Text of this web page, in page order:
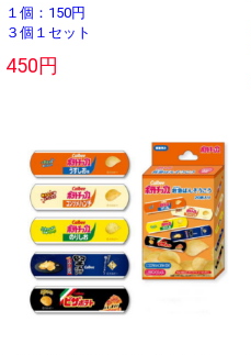
１個：150円
３個１セット
450円